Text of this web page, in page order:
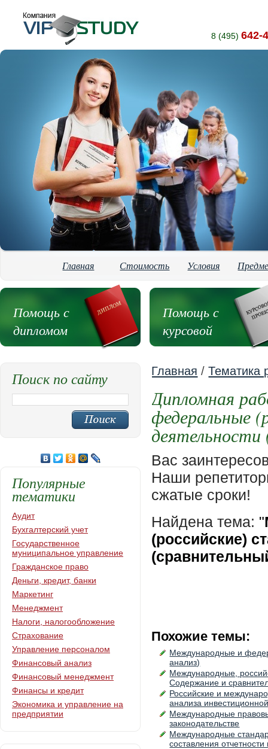
8 (495) 642-
Главная Стоимость Условия
Помощь с
дипломом
Помощь с
курсовой
Главная /Тематика
Дипломная
федеральные
деятельности
Вас
Наши
сжатые сроки!
Найдена тема: "
(российские)
Похожие темы:
Международные и
анализ)
Международные,
Содержание и
Российские и
анализа
Международные
законодательстве
Международные
составления
Поиск по сайту
Популярные
тематики
Аудит
Бухгалтерский учет
Государственное
муниципальное управление
Гражданское право
Деньги, кредит, банки
Маркетинг
Менеджмент
Налоги, налогообложение
Страхование
Управление персоналом
Финансовый анализ
Финансовый менеджмент
Финансы и кредит
Экономика и управление на
предприятии